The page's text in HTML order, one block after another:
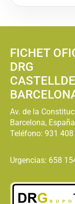
FICHET
DRG
Av. de la
Barcelona, España
Teléfono: 931
Urgencias: 658